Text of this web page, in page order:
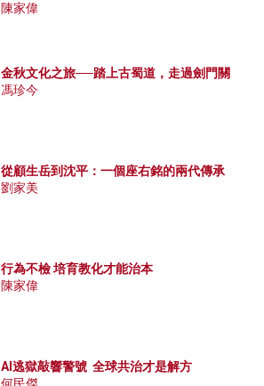
陳家偉
金秋文化之旅──踏上古蜀道，走過劍門關
馮珍今
從顧生岳到沈平：一個座右銘的兩代傳承
劉家美
行為不檢 培育教化才能治本
陳家偉
AI逃獄敲響警號 全球共治才是解方